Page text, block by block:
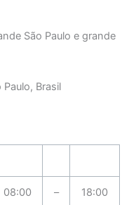
São Paulo e grande
Brasil
08:00 – 18:00